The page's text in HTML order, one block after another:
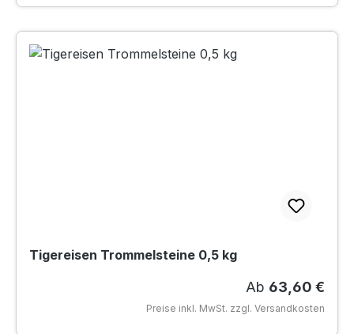
Tigereisen Trommelsteine 0,5 kg
Regulärer
Ab 63,60 €
Preise inkl. MwSt. zzgl. Versandkosten